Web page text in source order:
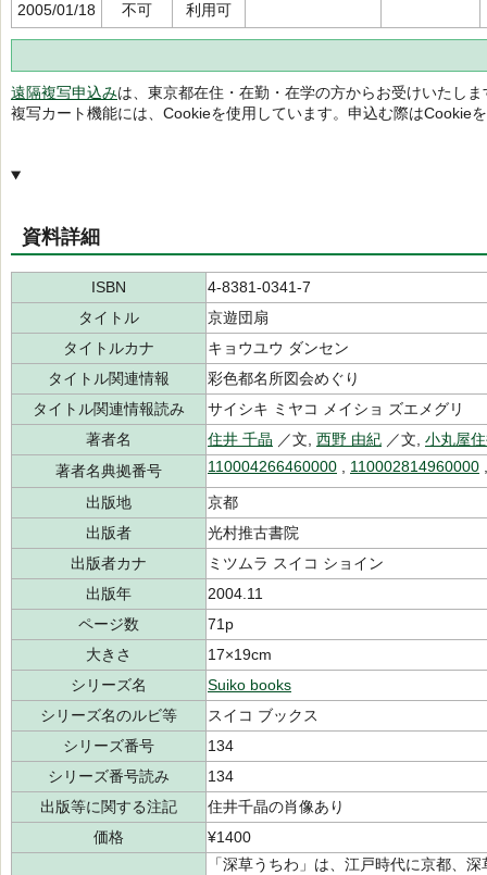
2005/01/18
不可 利用可
遠隔複写申込みは、東京都在住・在勤・在学の方からお受けいたしま
複写カート機能には、Cookieを使用しています。申込む際はCookie
資料詳細
ISBN
4-8381-0341-7
タイトル
京遊団扇
タイトルカナ
キョウユウ ダンセン
タイトル関連情報
彩色都名所図会めぐり
タイトル関連情報読み
サイシキ ミヤコ メイショ ズエメグリ
著者名
住井 千晶 ／文, 西野 由紀 ／文, 小丸屋
著者名典拠番号
110004266460000 110002814960000
出版地
京都
出版者
光村推古書院
出版者カナ
ミツムラ スイコ ショイン
出版年
2004.11
ページ数
71p
大きさ
17×19cm
シリーズ名
Suiko books
シリーズ名のルビ等
スイコ ブックス
シリーズ番号
134
シリーズ番号読み
134
出版等に関する注記
住井千晶の肖像あり
価格
¥1400
「深草うちわ」は、江戸時代に京都、